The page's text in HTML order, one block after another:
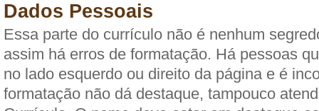
Dados Pessoais
Essa parte do currículo não é nenhum
assim há erros de formatação. Há pessoas
no lado esquerdo ou direito da página e é
formatação não dá destaque, tampouco